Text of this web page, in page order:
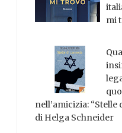
mi
nell’amicizia: “Stelle
di Helga Schneider